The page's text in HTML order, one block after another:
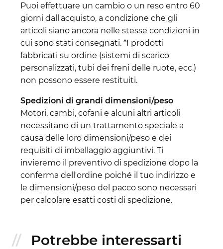
Puoi effettuare un cambio o un reso entro 60
giorni dall'acquisto, a condizione che gli
articoli siano ancora nelle stesse condizioni in
cui sono stati consegnati. *I prodotti
fabbricati su ordine (sistemi di scarico
personalizzati, tubi dei freni delle ruote, ecc.)
non possono essere restituiti.
Spedizioni di grandi dimensioni/peso
Motori, cambi, cofani e alcuni altri articoli
necessitano di un trattamento speciale a
causa delle loro dimensioni/peso e dei
requisiti di imballaggio aggiuntivi. Ti
invieremo il preventivo di spedizione dopo la
conferma dell'ordine poiché il tuo indirizzo e
le dimensioni/peso del pacco sono necessari
per calcolare esatti costi di spedizione.
Potrebbe interessarti